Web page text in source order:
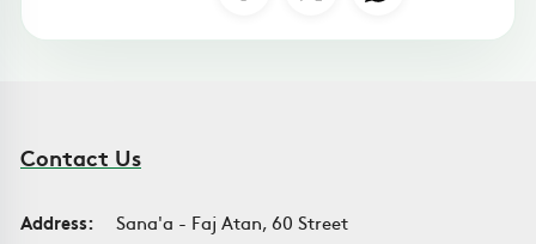
Contact Us
Address:
Sana'a - Faj Atan, 60 Street